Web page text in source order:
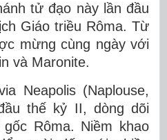
tử đạo này lần đầu
Giáo triều Rôma. Từ
mừng cùng ngày với
và Maronite.
Neapolis (Naplouse,
thế kỷ II, dòng dõi
Rôma. Niềm khao